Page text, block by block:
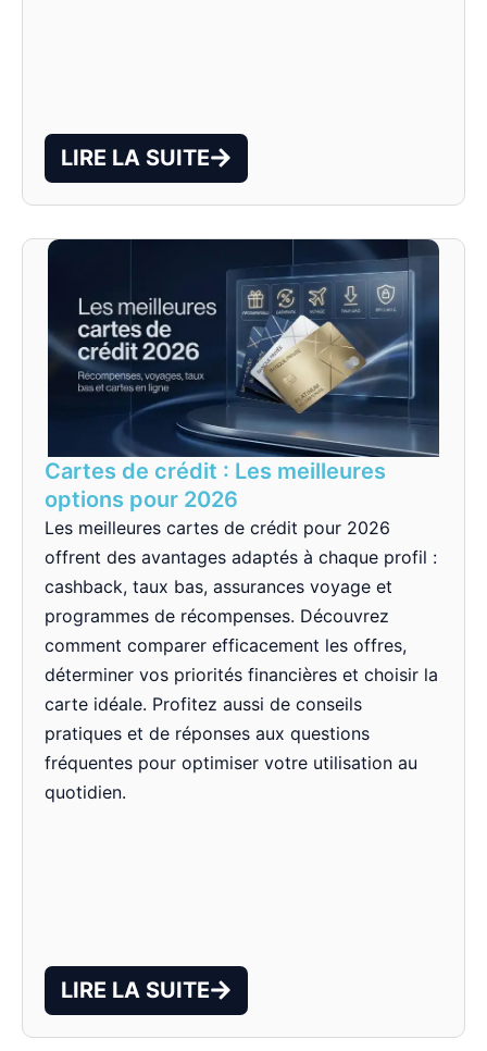
LIRE LA SUITE
Cartes de crédit : Les meilleures
options pour 2026
Les meilleures cartes de crédit pour 2026
offrent des avantages adaptés à chaque profil :
cashback, taux bas, assurances voyage et
programmes de récompenses. Découvrez
comment comparer efficacement les offres,
déterminer vos priorités financières et choisir la
carte idéale. Profitez aussi de conseils
pratiques et de réponses aux questions
fréquentes pour optimiser votre utilisation au
quotidien.
LIRE LA SUITE